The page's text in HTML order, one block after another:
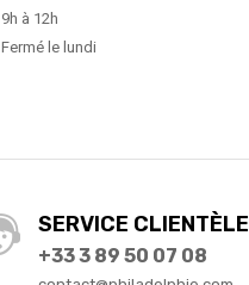
9h à 12h
Fermé le lundi
SERVICE CLIENTÈLE
+33 3 89 50 07 08